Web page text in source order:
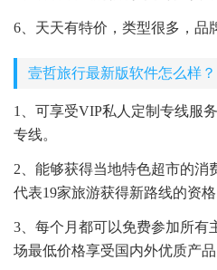
6、天天有特价，类型很多，品
壹哲旅行最新版软件怎么样？
1、可享受VIP私人定制专线服
专线。
2、能够获得当地特色超市的消
代表19家旅游获得新路线的资格
3、每个月都可以免费参加所有
场最低价格享受国内外优质产品